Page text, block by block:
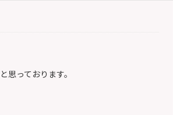
いと思っております。